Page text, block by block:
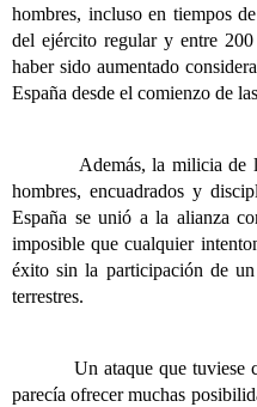
hombres, incluso en tiempos
del ejército regular y entre
haber sido aumentado
España desde el comienzo de
Además, la milicia de la
hombres, encuadrados y
España se unió a la alianza
imposible que cualquier
éxito sin la participación de
terrestres.
Un ataque que tuviese
parecía ofrecer muchas